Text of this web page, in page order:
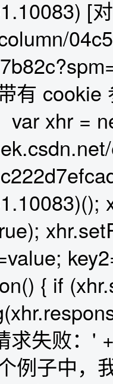
[
有 cookie
var xhr =
{ if
求失败：'
例子中，